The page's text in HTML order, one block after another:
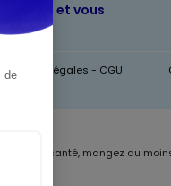
Maximo et vous
Mentions légales - CGU
Pour votre santé, mangez au